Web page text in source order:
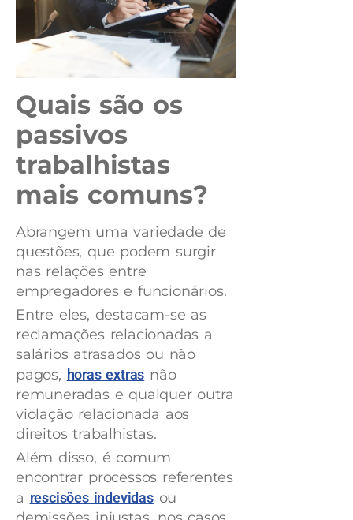
Quais são os
passivos
trabalhistas
mais comuns?
Abrangem uma variedade de
questões, que podem surgir
nas relações entre
empregadores e funcionários.
Entre eles, destacam-se as
reclamações relacionadas a
salários atrasados ou não
pagos, horas extras não
remuneradas e qualquer outra
violação relacionada aos
direitos trabalhistas.
Além disso, é comum
encontrar processos referentes
a rescisões indevidasou